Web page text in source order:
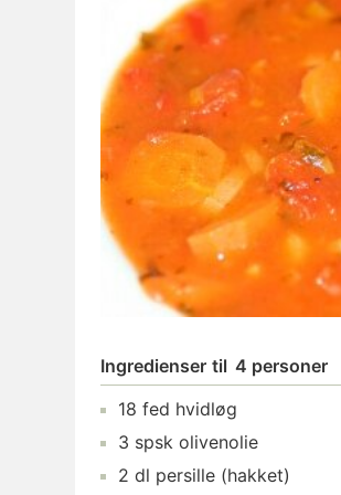
Ingredienser til 4 personer
18 fed hvidløg
3 spsk olivenolie
2 dl persille (hakket)